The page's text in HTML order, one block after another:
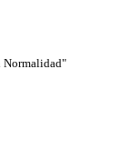
Normalidad"